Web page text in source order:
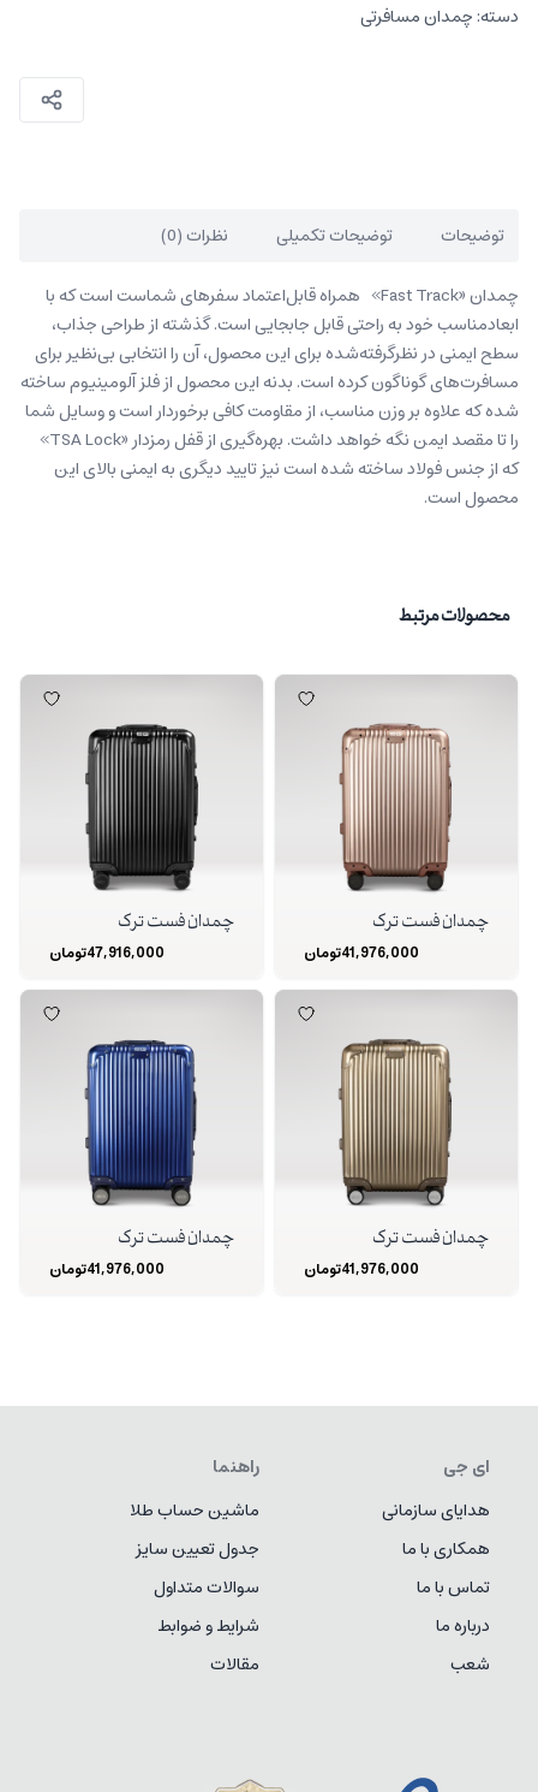
دسته: چمدان مسافرتی
توضیحات توضیحات تکمیلی نظرات (0)
چمدان «Fast Track» همراه قابل‌اعتماد سفرهای شماست است که با
ابعادمناسب خود به راحتی قابل جابجایی است. گذشته از طراحی جذاب،
سطح ایمنی در نظرگرفته‌شده برای این محصول، آن را انتخابی بی‌نظیر برای
مسافرت‌های گوناگون کرده است. بدنه این محصول از فلز آلومینیوم ساخته
شده که علاوه بر وزن مناسب، از مقاومت کافی برخوردار است و وسایل شما
را تا مقصد ایمن نگه خواهد داشت. بهره‌گیری از قفل رمزدار «TSA Lock»
که از جنس فولاد ساخته شده است نیز تایید دیگری به ایمنی بالای این
محصول است.
محصولات مرتبط
چمدان فست ترک
41,976,000تومان
چمدان فست ترک
47,916,000تومان
چمدان فست ترک
41,976,000تومان
چمدان فست ترک
41,976,000تومان
ای جی
هدایای سازمانی
همکاری با ما
تماس با ما
درباره ما
شعب
راهنما
ماشین حساب طلا
جدول تعیین سایز
سوالات متداول
شرایط و ضوابط
مقالات